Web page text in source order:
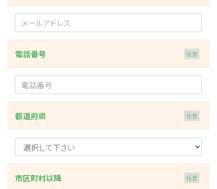
電話番号
都道府県
市区町村以降